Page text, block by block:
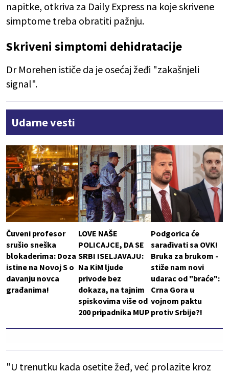
napitke, otkriva za Daily Express na koje skrivene
simptome treba obratiti pažnju.
Skriveni simptomi dehidratacije
Dr Morehen ističe da je osećaj žeđi "zakašnjeli
signal".
Udarne vesti
Čuveni profesor
srušio sneška
blokaderima: Doza
istine na Novoj S o
davanju novca
građanima!
LOVE NAŠE
POLICAJCE, DA SE
SRBI ISELJAVAJU:
Na KiM ljude
privode bez
dokaza, na tajnim
spiskovima više od
200 pripadnika MUP
Podgorica će
sarađivati sa OVK!
Bruka za brukom -
stiže nam novi
udarac od "braće":
Crna Gora u
vojnom paktu
protiv Srbije?!
"U trenutku kada osetite žeđ, već prolazite kroz